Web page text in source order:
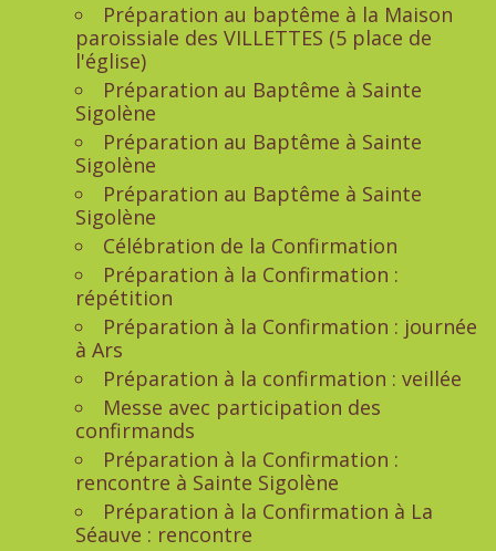
Préparation au baptême à la Maison
paroissiale des VILLETTES (5 place de
l'église)
Préparation au Baptême à Sainte
Sigolène
Préparation au Baptême à Sainte
Sigolène
Préparation au Baptême à Sainte
Sigolène
Célébration de la Confirmation
Préparation à la Confirmation :
répétition
Préparation à la Confirmation : journée
à Ars
Préparation à la confirmation : veillée
Messe avec participation des
confirmands
Préparation à la Confirmation :
rencontre à Sainte Sigolène
Préparation à la Confirmation à La
Séauve : rencontre